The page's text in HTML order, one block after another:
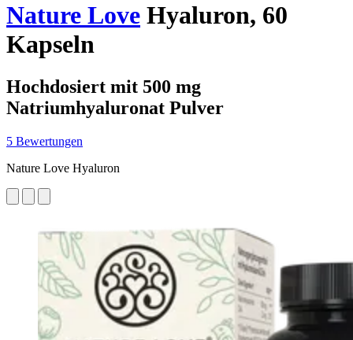
Nature Love Hyaluron, 60
Kapseln
Hochdosiert mit 500 mg
Natriumhyaluronat Pulver
5 Bewertungen
Nature Love Hyaluron